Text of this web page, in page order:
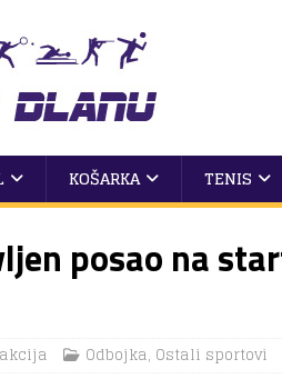
KOŠARKA TENIS
posao na
Odbojka, Ostali sportovi